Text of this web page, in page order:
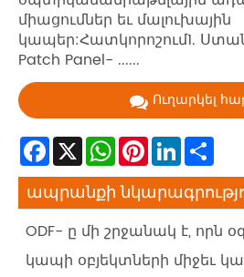
միացումներ եւ մալուխային
կապեր:Հատկորոշում1.
Patch Panel- ......
Ուղարկել
Facebook
X WhatsApp
Pinterest
LinkedIn
ապրանքի
ODF- ը մի շրջանակ է, որն
կապի օբյեկտների միջեւ